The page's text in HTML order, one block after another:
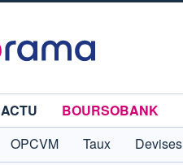
ACTU
BOURSOBANK
OPCVM Taux Devises